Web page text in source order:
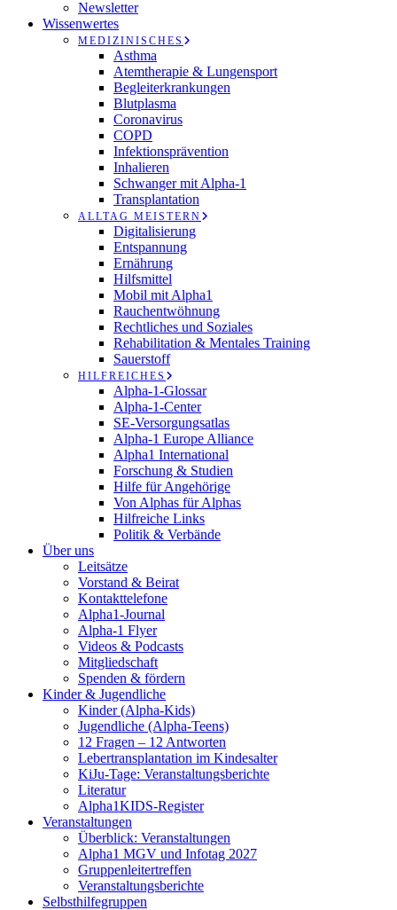
Newsletter
Wissenwertes
MEDIZINISCHES
Asthma
Atemtherapie & Lungensport
Begleiterkrankungen
Blutplasma
Coronavirus
COPD
Infektionsprävention
Inhalieren
Schwanger mit Alpha-1
Transplantation
ALLTAG MEISTERN
Digitalisierung
Entspannung
Ernährung
Hilfsmittel
Mobil mit Alpha1
Rauchentwöhnung
Rechtliches und Soziales
Rehabilitation & Mentales Training
Sauerstoff
HILFREICHES
Alpha-1-Glossar
Alpha-1-Center
SE-Versorgungsatlas
Alpha-1 Europe Alliance
Alpha1 International
Forschung & Studien
Hilfe für Angehörige
Von Alphas für Alphas
Hilfreiche Links
Politik & Verbände
Über uns
Leitsätze
Vorstand & Beirat
Kontakttelefone
Alpha1-Journal
Alpha-1 Flyer
Videos & Podcasts
Mitgliedschaft
Spenden & fördern
Kinder & Jugendliche
Kinder (Alpha-Kids)
Jugendliche (Alpha-Teens)
12 Fragen – 12 Antworten
Lebertransplantation im Kindesalter
KiJu-Tage: Veranstaltungsberichte
Literatur
Alpha1KIDS-Register
Veranstaltungen
Überblick: Veranstaltungen
Alpha1 MGV und Infotag 2027
Gruppenleitertreffen
Veranstaltungsberichte
Selbsthilfegruppen